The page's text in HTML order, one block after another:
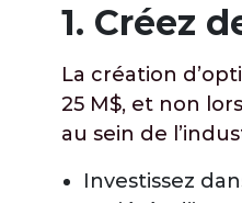
1. Créez
La création
25 M$, et non
au sein de
Investissez